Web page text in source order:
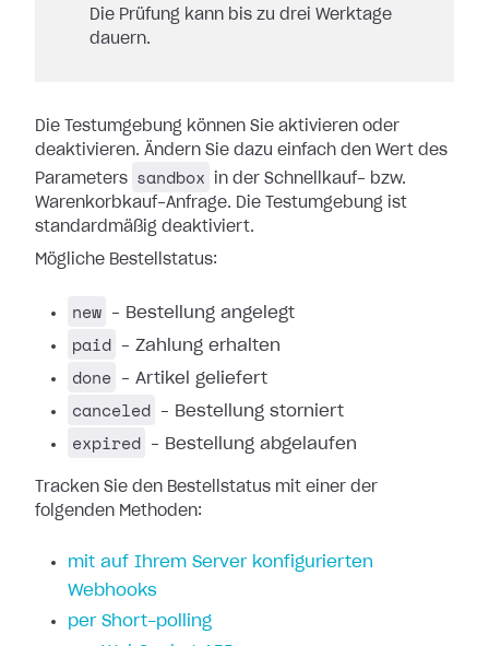
Die Prüfung kann bis zu drei Werktage
dauern.
Die Testumgebung können Sie aktivieren oder
deaktivieren. Ändern Sie dazu einfach den Wert des
Parameters
sandbox
in der Schnellkauf- bzw.
Warenkorbkauf-Anfrage. Die Testumgebung ist
standardmäßig deaktiviert.
Mögliche Bestellstatus:
new – Bestellung angelegt
paid – Zahlung erhalten
done – Artikel geliefert
canceled – Bestellung storniert
expired – Bestellung abgelaufen
Tracken Sie den Bestellstatus mit einer der
folgenden Methoden:
mit auf Ihrem Server konfigurierten
Webhooks
per Short-polling